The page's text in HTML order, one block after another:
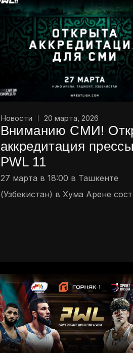
Новости 20 марта, 2026
Вниманию СМИ!
аккредитация
PWL 11
27 марта в 18:00 в Ташкенте
(Узбекистан) в Хума Арене